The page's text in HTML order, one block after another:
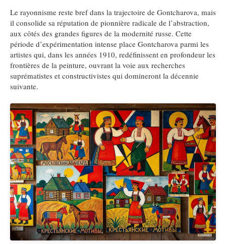
Le rayonnisme reste bref dans la trajectoire de Gontcharova, mais
il consolide sa réputation de pionnière radicale de l’abstraction,
aux côtés des grandes figures de la modernité russe. Cette
période d’expérimentation intense place Gontcharova parmi les
artistes qui, dans les années 1910, redéfinissent en profondeur les
frontières de la peinture, ouvrant la voie aux recherches
suprématistes et constructivistes qui domineront la décennie
suivante.